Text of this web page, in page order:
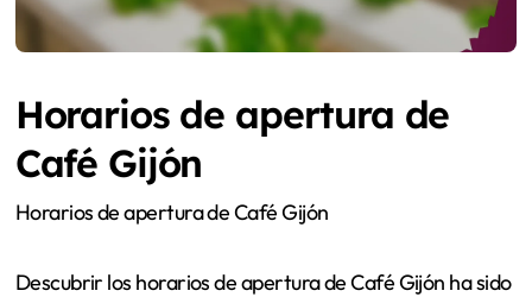
Horarios de apertura de
Café Gijón
Horarios de apertura de Café Gijón
Descubrir los horarios de apertura de Café Gijón ha sido